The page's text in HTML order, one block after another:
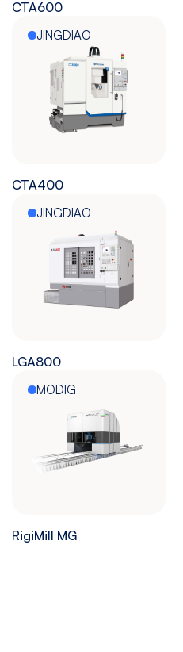
CTA600
JINGDIAO
CTA400
JINGDIAO
LGA800
MODIG
RigiMill MG